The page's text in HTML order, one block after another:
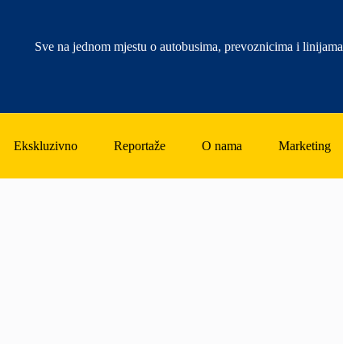
Sve na jednom mjestu o autobusima, prevoznicima i linijama
Ekskluzivno Reportaže O nama Marketing